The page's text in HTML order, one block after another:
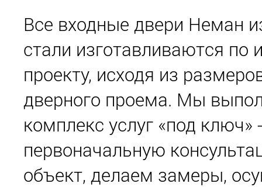
Все входные двери Неман
стали изготавливаются по
проекту, исходя из
дверного проема. Мы
комплекс услуг «под
первоначальную
объект, делаем замеры,